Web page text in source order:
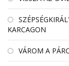
KARCAGON
VÁROM A